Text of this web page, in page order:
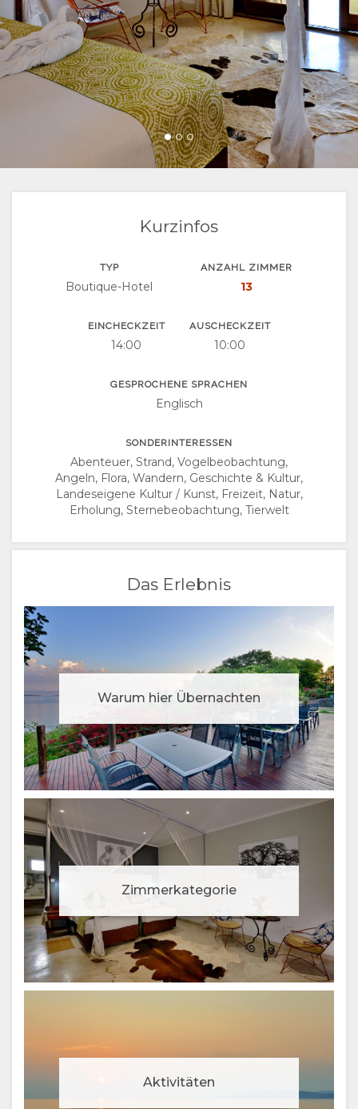
DOKUMENTE
VIDEOS
AKTIVITÄTEN
LANDKARTE
ORT
WEGBESCHREIBUNGEN
KONTAKT
SPRACHE
SPANISCH
HOLLÄNDISCH
NORWEGIAN
POLISH
CATALAN
CHINESE
(SIMPLIFIED)
(TRADITIONAL)
FINNISH
ENGLISCH
Kurzinfos
TYP
Boutique-Hotel
ANZAHL ZIMMER
13
EINCHECKZEIT
14:00
AUSCHECKZEIT
10:00
GESPROCHENE SPRACHEN
Englisch
SONDERINTERESSEN
Abenteuer, Strand, Vogelbeobachtung,
Angeln, Flora, Wandern, Geschichte & Kultur,
Landeseigene Kultur / Kunst, Freizeit, Natur,
Erholung, Sternebeobachtung, Tierwelt
Das Erlebnis
Warum hier Übernachten
Zimmerkategorie
Aktivitäten